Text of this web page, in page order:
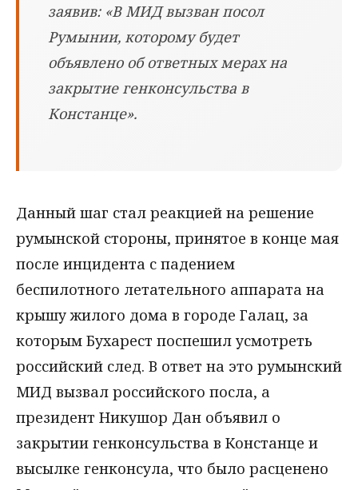
заявив: «В МИД вызван посол
Румынии, которому будет
объявлено об ответных мерах на
закрытие генконсульства в
Констанце».
Данный шаг стал реакцией на решение
румынской стороны, принятое в конце мая
после инцидента с падением
беспилотного летательного аппарата на
крышу жилого дома в городе Галац, за
которым Бухарест поспешил усмотреть
российский след. В ответ на это румынский
МИД вызвал российского посла, а
президент Никушор Дан объявил о
закрытии генконсульства в Констанце и
высылке генконсула, что было расценено